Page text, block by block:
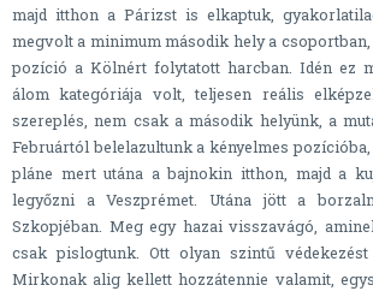
majd itthon a Párizst is elkaptuk,
megvolt a minimum második hely a
pozíció a Kölnért folytatott harcban. Idén ez
álom kategóriája volt, teljesen reális
szereplés, nem csak a második helyünk, a
Februártól belelazultunk a kényelmes
pláne mert utána a bajnokin itthon, majd a
legyőzni a Veszprémet. Utána jött a
Szkopjéban. Meg egy hazai visszavágó,
csak pislogtunk. Ott olyan szintű
Mirkonak alig kellett hozzátennie valamit,